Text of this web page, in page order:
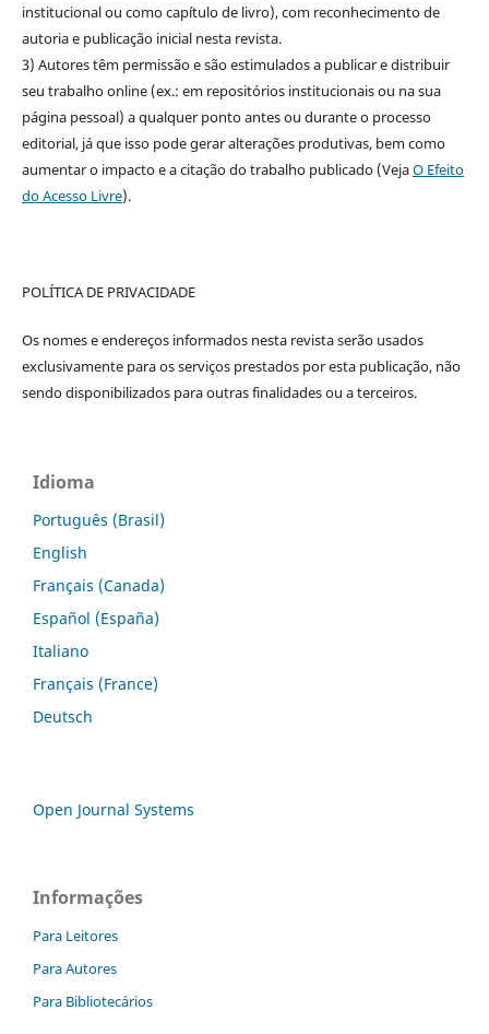
institucional ou como capítulo de livro), com reconhecimento de
autoria e publicação inicial nesta revista.
3) Autores têm permissão e são estimulados a publicar e distribuir
seu trabalho online (ex.: em repositórios institucionais ou na sua
página pessoal) a qualquer ponto antes ou durante o processo
editorial, já que isso pode gerar alterações produtivas, bem como
aumentar o impacto e a citação do trabalho publicado (VejaO Efeito
do Acesso Livre).
POLÍTICA DE PRIVACIDADE
Os nomes e endereços informados nesta revista serão usados
exclusivamente para os serviços prestados por esta publicação, não
sendo disponibilizados para outras finalidades ou a terceiros.
Idioma
Português (Brasil)
English
Français (Canada)
Español (España)
Italiano
Français (France)
Deutsch
Open Journal Systems
Informações
Para Leitores
Para Autores
Para Bibliotecários